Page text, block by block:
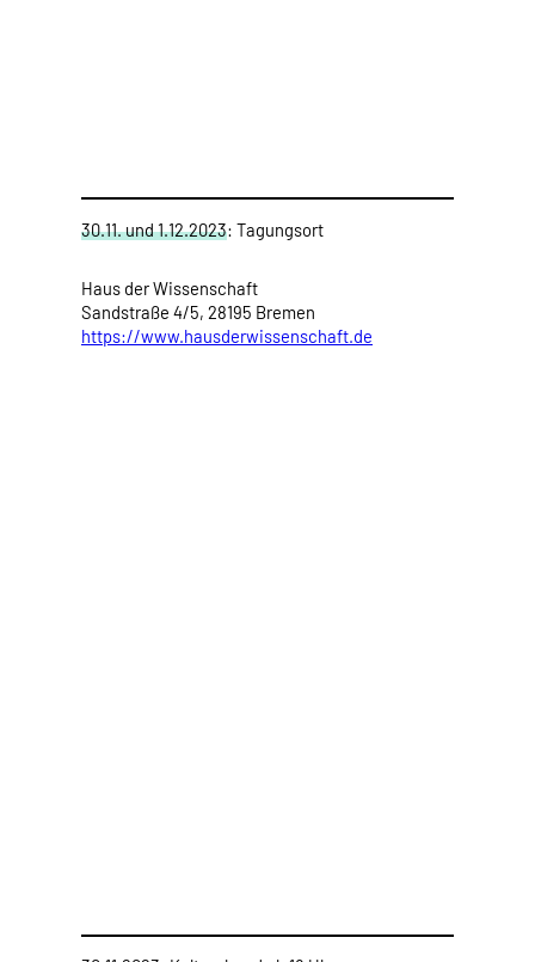
30.11. und 1.12.2023: Tagungsort
Haus der Wissenschaft
Sandstraße 4/5, 28195 Bremen
https://www.hausderwissenschaft.de